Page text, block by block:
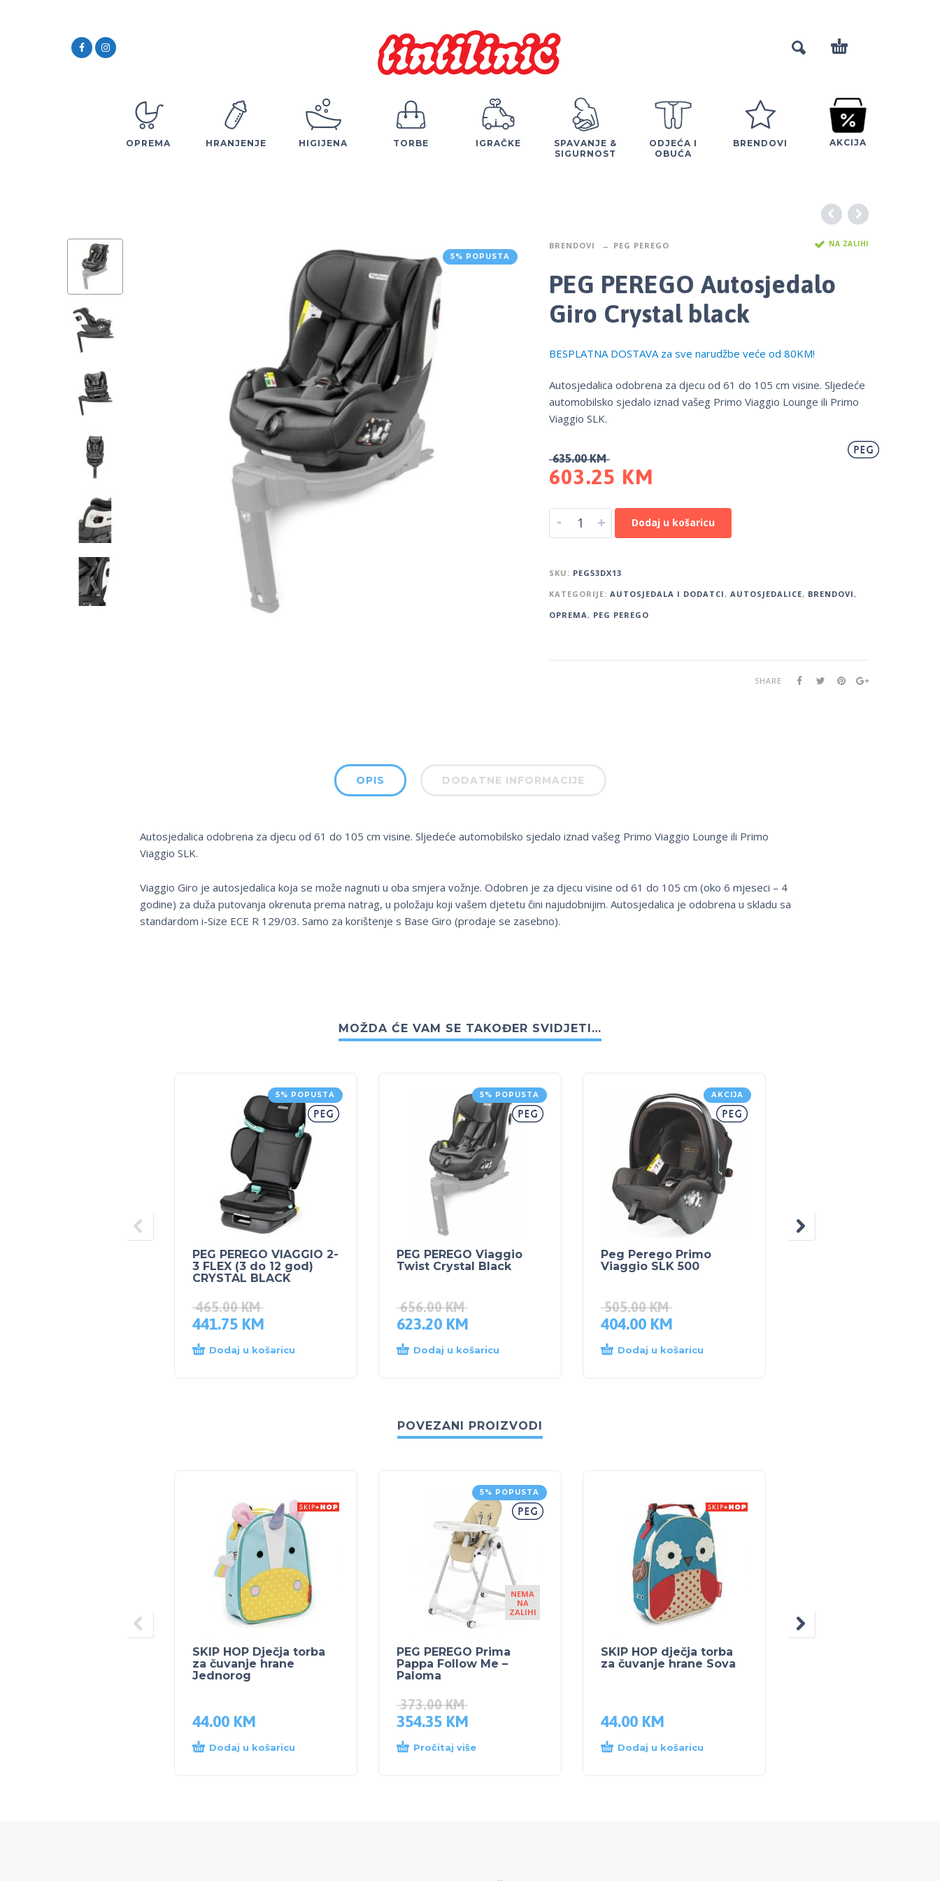
OPREMA HRANJENJE HIGIJENA TORBE IGRAČKE
SPAVANJE &
SIGURNOST
ODJEĆA I
OBUĆA
BRENDOVI AKCIJA
5% POPUSTA
BRENDOVI PEG PEREGO NA ZALIHI
PEG PEREGO Autosjedalo
Giro Crystal black
BESPLATNA DOSTAVA za sve narudžbe veće od 80KM!
Autosjedalica odobrena za djecu od 61 do 105 cm visine. Sljedeće
automobilsko sjedalo iznad vašeg Primo Viaggio Lounge ili Primo
Viaggio SLK.
635.00KM
603.25 KM
- + Dodaj u košaricu
SKU: PEG53DX13
KATEGORIJE: AUTOSJEDALA I DODATCI, AUTOSJEDALICE, BRENDOVI,
OPREMA, PEG PEREGO
SHARE
OPIS DODATNE INFORMACIJE
Autosjedalica odobrena za djecu od 61 do 105 cm visine. Sljedeće automobilsko sjedalo iznad vašeg Primo Viaggio Lounge ili Primo
Viaggio SLK.
Viaggio Giro je autosjedalica koja se može nagnuti u oba smjera vožnje. Odobren je za djecu visine od 61 do 105 cm (oko 6 mjeseci – 4
godine) za duža putovanja okrenuta prema natrag, u položaju koji vašem djetetu čini najudobnijim. Autosjedalica je odobrena u skladu sa
standardom i-Size ECE R 129/03. Samo za korištenje s Base Giro (prodaje se zasebno).
MOŽDA ĆE VAM SE TAKOĐER SVIDJETI…
5% POPUSTA
PEG PEREGO VIAGGIO 2-
3 FLEX (3 do 12 god)
CRYSTAL BLACK
465.00KM
441.75 KM
Dodaj u košaricu
5% POPUSTA
PEG PEREGO Viaggio
Twist Crystal Black
656.00KM
623.20 KM
Dodaj u košaricu
AKCIJA
Peg Perego Primo
Viaggio SLK 500
505.00KM
404.00 KM
Dodaj u košaricu
POVEZANI PROIZVODI
SKIP HOP Dječja torba
za čuvanje hrane
Jednorog
44.00 KM
Dodaj u košaricu
5% POPUSTA
NEMA
NA
ZALIHI
PEG PEREGO Prima
Pappa Follow Me –
Paloma
373.00KM
354.35 KM
Pročitaj više
SKIP HOP dječja torba
za čuvanje hrane Sova
44.00 KM
Dodaj u košaricu